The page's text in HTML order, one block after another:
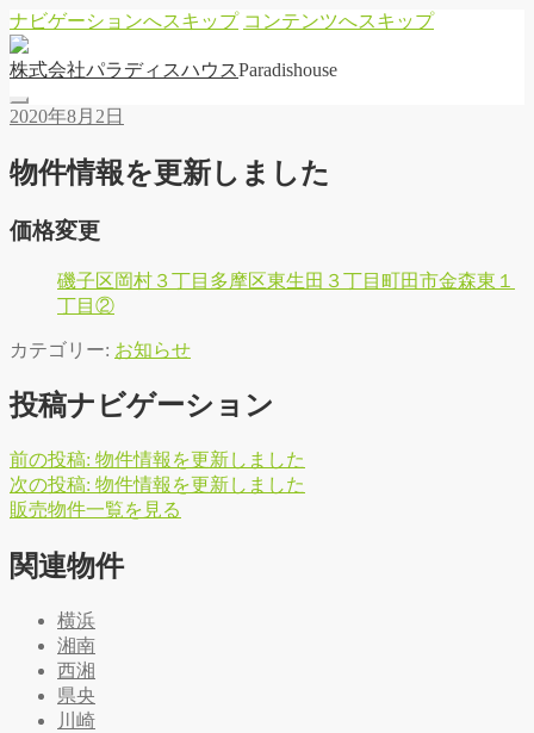
ナビゲーションへスキップ コンテンツへスキップ
株式会社パラディ スハウ スParadishouse
2020年8月2日
物件情報を更新しました
価格変更
磯子区岡村３丁目 多摩区東生田３丁目 町田市金森東１
丁目②
カテゴリー: お知らせ
投稿ナビゲーション
前の投稿: 物件情報を更新しました
次の投稿: 物件情報を更新しました
販売物件一覧を 見る
関連物件
横浜
湘南
西湘
県央
川崎